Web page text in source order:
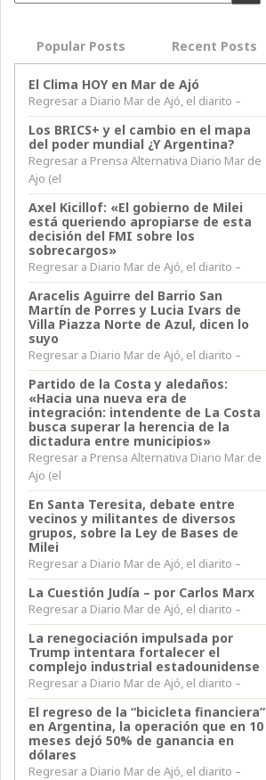
Popular Posts Recent Posts
El Clima HOY en Mar de Ajó
Regresar a Diario Mar de Ajó, el diarito –
Los BRICS+ y el cambio en el mapa
del poder mundial ¿Y Argentina?
Regresar a Prensa Alternativa Diario Mar de
Ajo (el
Axel Kicillof: «El gobierno de Milei
está queriendo apropiarse de esta
decisión del FMI sobre los
sobrecargos»
Regresar a Diario Mar de Ajó, el diarito –
Aracelis Aguirre del Barrio San
Martín de Porres y Lucia Ivars de
Villa Piazza Norte de Azul, dicen lo
suyo
Regresar a Diario Mar de Ajó, el diarito –
Partido de la Costa y aledaños:
«Hacia una nueva era de
integración: intendente de La Costa
busca superar la herencia de la
dictadura entre municipios»
Regresar a Prensa Alternativa Diario Mar de
Ajo (el
En Santa Teresita, debate entre
vecinos y militantes de diversos
grupos, sobre la Ley de Bases de
Milei
Regresar a Diario Mar de Ajó, el diarito –
La Cuestión Judía – por Carlos Marx
Regresar a Diario Mar de Ajó, el diarito –
La renegociación impulsada por
Trump intentara fortalecer el
complejo industrial estadounidense
Regresar a Diario Mar de Ajó, el diarito –
El regreso de la “bicicleta financiera”
en Argentina, la operación que en 10
meses dejó 50% de ganancia en
dólares
Regresar a Diario Mar de Ajó, el diarito –